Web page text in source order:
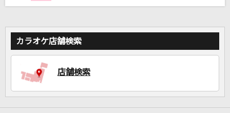
カラオケをもっと楽しもう！
カラオケ店舗検索
店舗検索